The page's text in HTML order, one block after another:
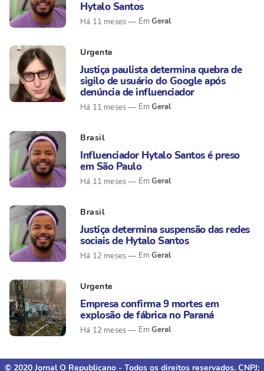
Hytalo Santos
Há 11 meses Geral
Urgente
Justiça paulista determina quebra de
sigilo de usuário do Google após
denúncia de influenciador
Há 11 meses Geral
Brasil
Influenciador Hytalo Santos é preso
em São Paulo
Há 11 meses Geral
Brasil
Justiça determina suspensão das redes
sociais de Hytalo Santos
Há 12 meses Geral
Urgente
Empresa confirma 9 mortes em
explosão de fábrica no Paraná
Há 12 meses Geral
© 2020 Jornal O Republicano - Todos os direitos reservados. CNPJ: